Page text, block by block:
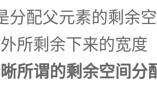
分配父元素的剩余
所剩余下来的宽度
所谓的剩余空间